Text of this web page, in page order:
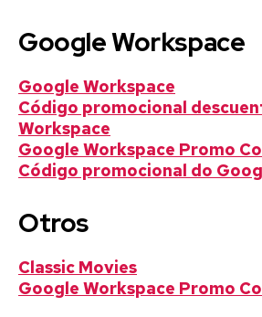
Google Workspace
Google Workspace
Código promocional
Workspace
Google Workspace Promo
Código promocional do
Otros
Classic Movies
Google Workspace Promo